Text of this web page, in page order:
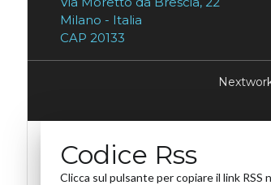
Milano - Italia
CAP 20133
Codice Rss
Clicca sul pulsante per copiare il link RSS